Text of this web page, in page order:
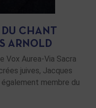
CHANT
ARNOLD
Vox Aurea-Via Sacra
juives, Jacques
également membre du